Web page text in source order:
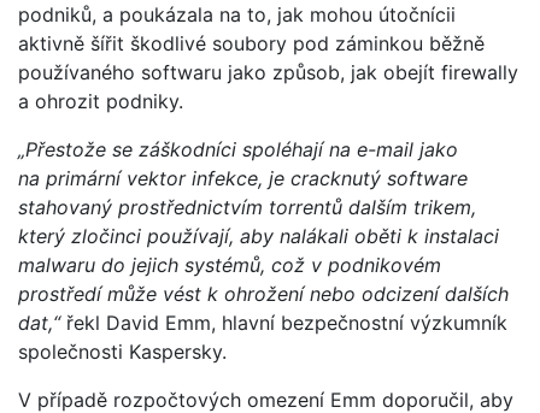
podniků, a poukázala na to, jak mohou útočnícii
aktivně šířit škodlivé soubory pod záminkou běžně
používaného softwaru jako způsob, jak obejít firewally
a ohrozit podniky.
„Přestože se záškodníci spoléhají na e-mail jako
na primární vektor infekce, je cracknutý software
stahovaný prostřednictvím torrentů dalším trikem,
který zločinci používají, aby nalákali oběti k instalaci
malwaru do jejich systémů, což v podnikovém
prostředí může vést k ohrožení nebo odcizení dalších
dat,“řekl David Emm, hlavní bezpečnostní výzkumník
společnosti Kaspersky.
V případě rozpočtových omezení Emm doporučil, aby